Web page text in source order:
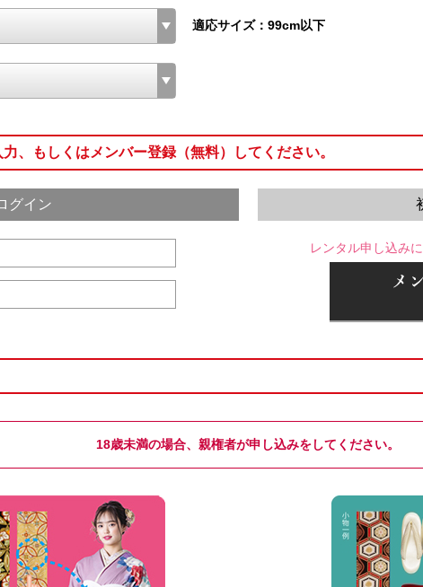
適応サイズ：99cm以下
、もしくはメンバー登録（無料）してください。
グイン
レンタル申し込み
18歳未満の場合、親権者が申し込みをしてください。